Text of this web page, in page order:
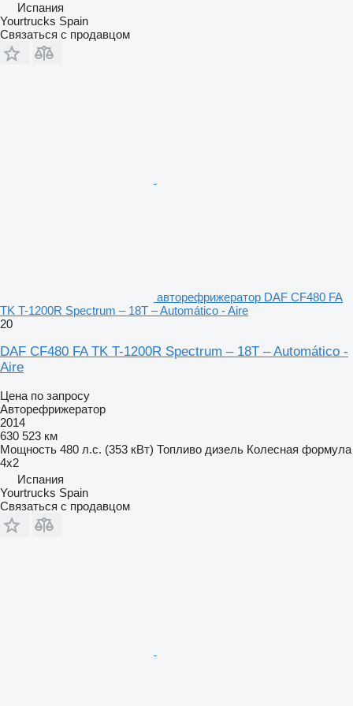
Испания
Yourtrucks Spain
Связаться с продавцом
авторефрижератор DAF CF480 FA
TK T-1200R Spectrum – 18T – Automático - Aire
20
DAF CF480 FA TK T-1200R Spectrum – 18T – Automático -
Aire
Цена по запросу
Авторефрижератор
2014
630 523 км
Мощность 480 л.с. (353 кВт) Топливо дизель Колесная формула
4x2
Испания
Yourtrucks Spain
Связаться с продавцом